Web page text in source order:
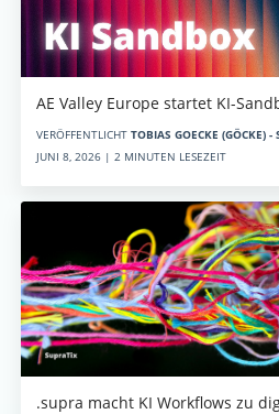
AE Valley Europe startet KI-
VERÖFFENTLICHT TOBIAS GOECKE (GÖCKE)
JUNI 8, 2026 | 2 MINUTEN LESEZEIT
.supra macht KI Workflows zu